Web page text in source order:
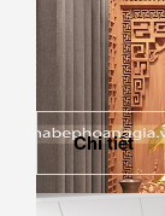
Chi tiết